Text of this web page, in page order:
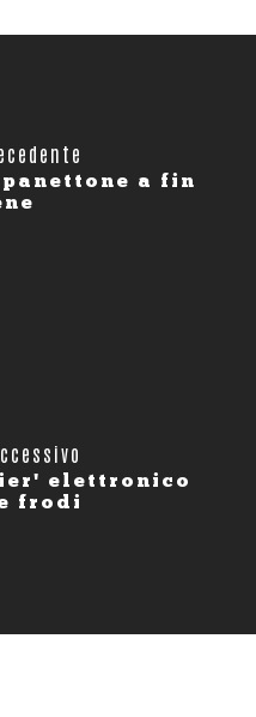
a fin
elettronico
frodi